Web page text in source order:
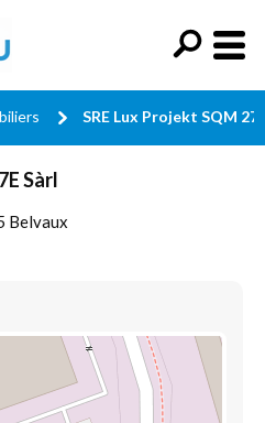
SRE Lux Projekt SQM
Sàrl
Belvaux